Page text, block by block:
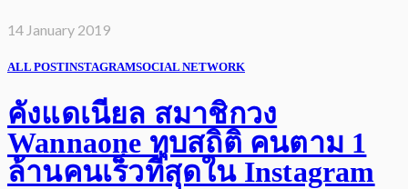
14 January 2019
ALL POSTINSTAGRAMSOCIAL NETWORK
คังแดเนียล สมาชิกวง
Wannaone ทุบสถิติ คนตาม 1
ล้านคนเร็วที่สุดใน Instagram